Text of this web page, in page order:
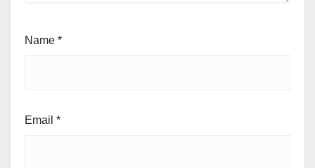
Name *
Email *